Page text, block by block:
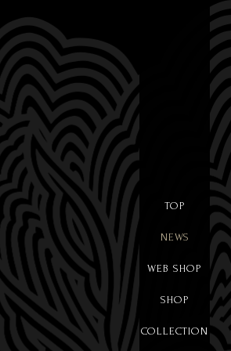
TOP
NEWS
WEB SHOP
SHOP
COLLECTION